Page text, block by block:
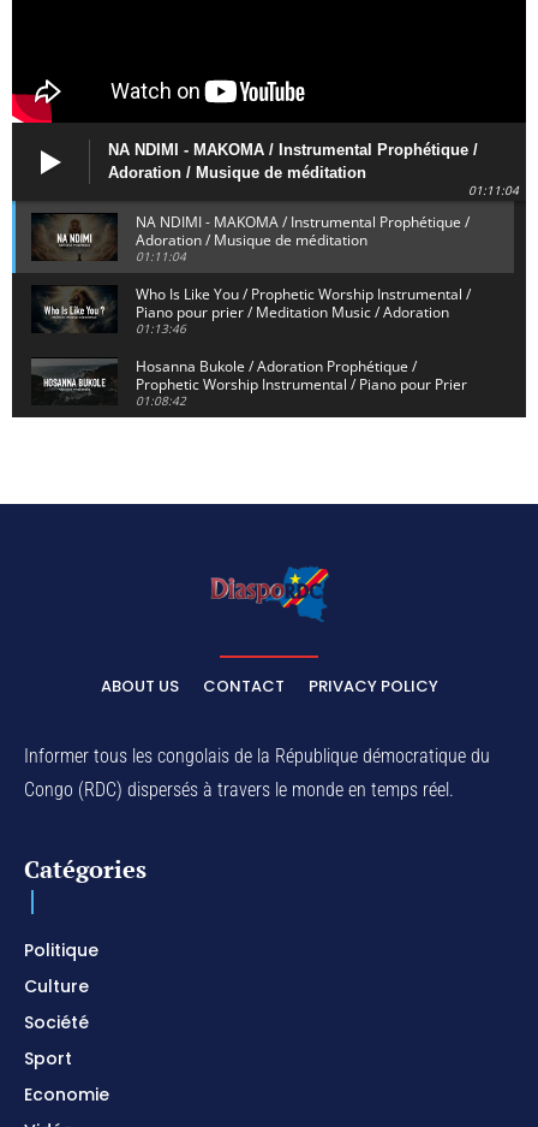
NA NDIMI - MAKOMA / Instrumental Prophétique /
Adoration / Musique de méditation
01:11:04
NA NDIMI - MAKOMA / Instrumental Prophétique /
Adoration / Musique de méditation
01:11:04
Who Is Like You / Prophetic Worship Instrumental /
Piano pour prier / Meditation Music / Adoration
01:13:46
Hosanna Bukole / Adoration Prophétique /
Prophetic Worship Instrumental / Piano pour Prier
01:08:42
Dieu de Secours - God of Rescue / Adoration
Yahweh Sabaoth / Prophetic Worship Instrumental
/ Piano pour prier / Instrumental d'intercession
ELIKIA NA NGAI / Instrumental de Prière / 1H
01:03:38
Piano pour prier / Soaking Worship Instrumental
01:17:32
For Your Name Is Holy / Prophetic Worship
I SURRENDER / Soaking Worship Instrumental /
ABOUT US CONTACT PRIVACY POLICY
Informer tous les congolais de la République démocratique du
Congo (RDC) dispersés à travers le monde en temps réel.
Catégories
Politique
Culture
Société
Sport
Economie